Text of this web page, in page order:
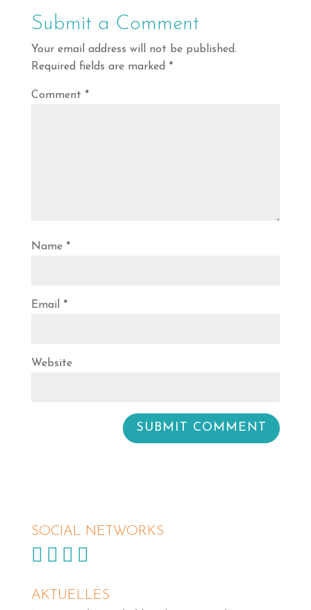
Submit a Comment
Your email address will not be published.
Required fields are marked *
Comment *
Name *
Email *
Website
SOCIAL NETWORKS
   
AKTUELLES